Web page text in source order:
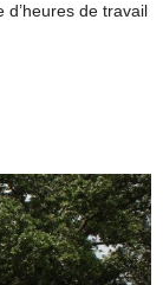
de travail